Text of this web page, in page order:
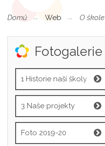
Domů Web O škole
Fotogalerie
1 Historie naší školy
3 Naše projekty
Foto 2019-20